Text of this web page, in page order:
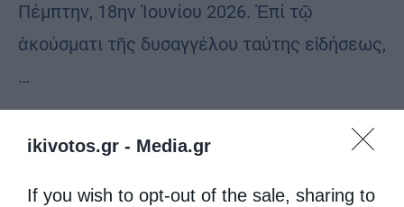
ikivotos.gr - Media.gr
If you wish to opt-out of the sale, sharing to
Πέμπτην, 18ην Ἰουνίου 2026. Ἐπί τῷ
ἀκούσματι τῆς δυσαγγέλου ταύτης εἰδήσεως,
…